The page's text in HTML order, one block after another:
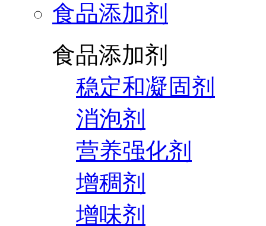
食品添加剂
食品添加剂
稳定和凝固剂
消泡剂
营养强化剂
增稠剂
增味剂